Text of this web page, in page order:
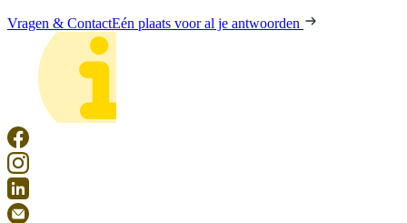
Vragen & ContactEén plaats voor al je antwoorden